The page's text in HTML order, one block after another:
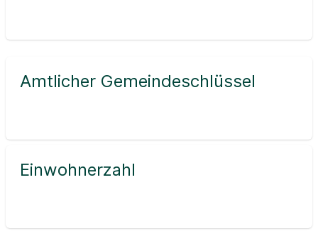
Amtlicher Gemeindeschlüssel
Einwohnerzahl